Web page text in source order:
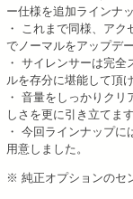
ー仕様を追加ラインナ
・ これまで同様、ア
でノーマルをアップデ
・ サイレンサーは完
ルを存分に堪能して頂け
・ 音量をしっかりク
しさを更に引き立てます
・ 今回ラインナップ
用意しました。
※ 純正オプションのセ